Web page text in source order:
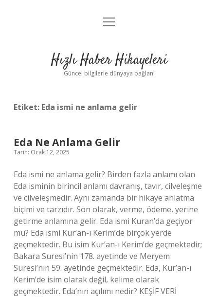
Anasayfa
Yasal Uyarı
menüyü
Hızlı Haber Hikayeleri
Güncel bilgilerle dünyaya bağlan!
Etiket: Eda ismi ne anlama gelir
Eda Ne Anlama Gelir
Tarih: Ocak 12, 2025
Eda ismi ne anlama gelir? Birden fazla anlamı olan
Eda isminin birincil anlamı davranış, tavır, cilveleşme
ve cilveleşmedir. Aynı zamanda bir hikaye anlatma
biçimi ve tarzıdır. Son olarak, verme, ödeme, yerine
getirme anlamına gelir. Eda ismi Kuran’da geçiyor
mu? Eda ismi Kur’an-ı Kerim’de birçok yerde
geçmektedir. Bu isim Kur’an-ı Kerim’de geçmektedir;
Bakara Suresi’nin 178. ayetinde ve Meryem
Suresi’nin 59. ayetinde geçmektedir. Eda, Kur’an-ı
Kerim’de isim olarak değil, kelime olarak
geçmektedir. Eda’nın açılımı nedir? KEŞİF VERİ